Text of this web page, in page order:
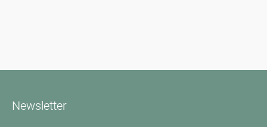
Newsletter